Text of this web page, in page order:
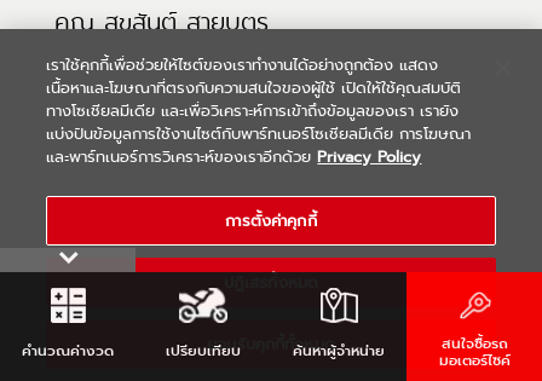
คุณ สุขสันต์ สายบุตร
จ.เชียงใหม่
คุณ สุภชัย ไชยเทพ
คุณ สุรชัย สุวรรณะ
จ.ลพบุรี
คำนวณค่างวด เปรียบเทียบ ค้นหาผู้จำหน่าย สนใจซื้อรถ
มอเตอร์ไซค์
เราใช้คุกกี้เพื่อช่วยให้ไซต์ของเราทำงานได้อย่างถูกต้อง แสดง
เนื้อหาและโฆษณาที่ตรงกับความสนใจของผู้ใช้ เปิดให้ใช้คุณสมบัติ
ทางโซเชียลมีเดีย และเพื่อวิเคราะห์การเข้าถึงข้อมูลของเรา เรายัง
แบ่งปันข้อมูลการใช้งานไซต์กับพาร์ทเนอร์โซเชียลมีเดีย การโฆษณา
และพาร์ทเนอร์การวิเคราะห์ของเราอีกด้วย Privacy Policy
การตั้งค่าคุกกี้
ยอมรับคุกกี้ทั้งหมด